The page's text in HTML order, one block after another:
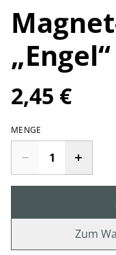
„Engel“
2,45 €
MENGE
Zum